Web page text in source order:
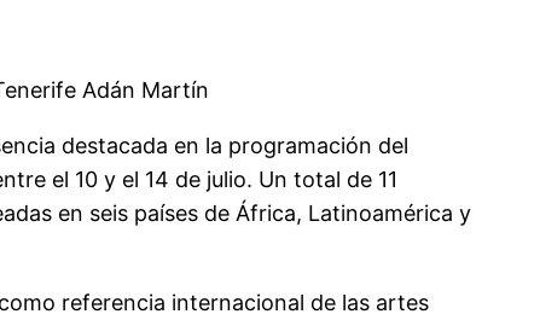
Adán Martín
destacada en la programación del
el 10 y el 14 de julio. Un total de 11
en seis países de África, Latinoamérica y
referencia internacional de las artes